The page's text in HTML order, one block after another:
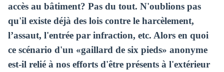
accès au bâtiment? Pas du tout. N'oublions pas
qu'il existe déjà des lois contre le harcèlement,
l’assaut, l'entrée par infraction, etc. Alors en quoi
ce scénario d'un «gaillard de six pieds» anonyme
est-il relié à nos efforts d'être présents à l'extérieur